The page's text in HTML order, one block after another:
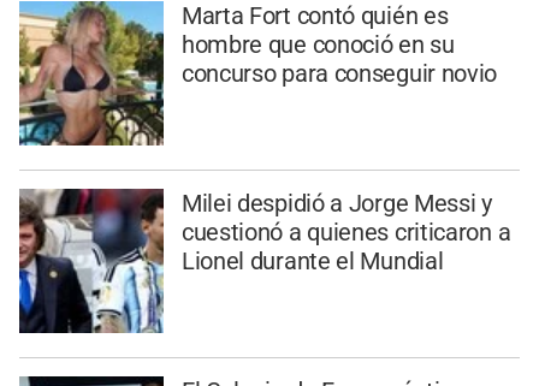
Marta Fort contó quién es
hombre que conoció en su
concurso para conseguir novio
Milei despidió a Jorge Messi y
cuestionó a quienes criticaron a
Lionel durante el Mundial